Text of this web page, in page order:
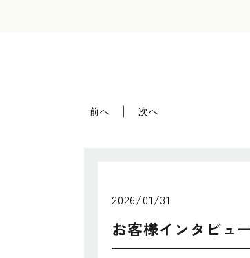
前へ 次へ
2026/01/31
お客様インタビ